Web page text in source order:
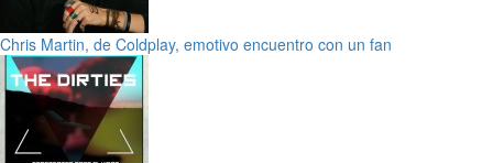
Chris Martin, de Coldplay, emotivo encuentro con un fan